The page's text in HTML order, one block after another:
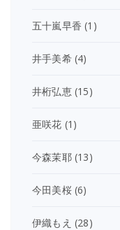
五十嵐早香 (1)
井手美希(4)
井桁弘恵(15)
亜咲花 (1)
今森茉耶(13)
今田美桜(6)
伊織もえ (28)